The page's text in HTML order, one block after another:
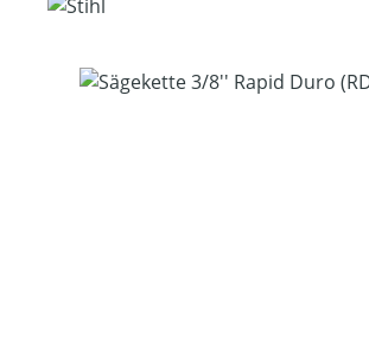
Bildergalerie überspringen